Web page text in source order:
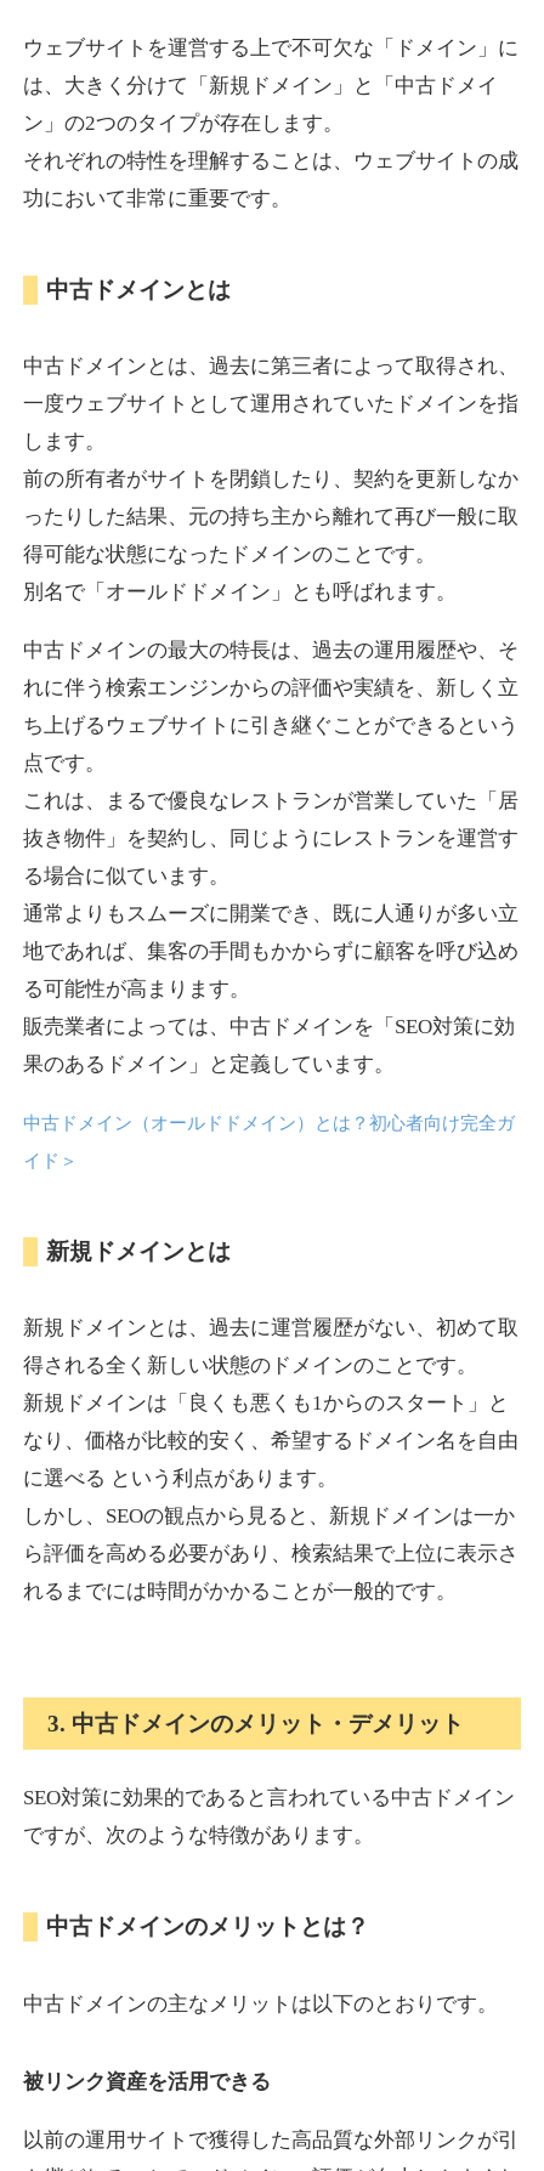
torigirl-movie.com
ジャンルその他
DA38 外部リンク数 383 ドメイン年齢10年
10,800円 入札 0件
詳細を見る
vrnvroomn.com
ジャンル通販
DA
10,800円 入札 0件
詳細を見る
ジャンルエンターテイメント
37
10,800円
詳細を見る
box-cafe.jp
ジャンル 飲食
DA37 外部リンク数
3,300円 入札 2件
詳細を見る
anipani.jp
DA 37 外部リンク数
lowslotfamilylocal.com
ジャンルその他
DA37 外部リンク数653 ドメイン年齢 1年
onlinepokerbetdansk.com
DA37 外部リンク数629 ドメイン年齢1年
10,800円 入札 0件
econopundit.com
外部リンク数 446
ウェブサイトを運営する上で不可欠な「ドメイン」に
は、大きく分けて「新規ドメイン」と「中古ドメイ
ン」の2つのタイプが存在します。
それぞれの特性を理解することは、ウェブサイトの成
功において非常に重要です。
中古ドメインとは
中古ドメインとは、過去に第三者によって取得され、
一度ウェブサイトとして運用されていたドメインを指
します。
前の所有者がサイトを閉鎖したり、契約を更新しなか
ったりした結果、元の持ち主から離れて再び一般に取
得可能な状態になったドメインのことです。
別名で「オールドドメイン」とも呼ばれます。
中古ドメインの最大の特長は、過去の運用履歴や、そ
れに伴う検索エンジンからの評価や実績を、新しく立
ち上げるウェブサイトに引き継ぐことができるという
点です。
これは、まるで優良なレストランが営業していた「居
抜き物件」を契約し、同じようにレストランを運営す
る場合に似ています。
通常よりもスムーズに開業でき、既に人通りが多い立
地であれば、集客の手間もかからずに顧客を呼び込め
る可能性が高まります。
販売業者によっては、中古ドメインを「SEO対策に効
果のあるドメイン」と定義しています。
中古ドメイン（オールドドメイン）とは？初心者向け完全ガ
イド ＞
新規ドメインとは
新規ドメインとは、過去に運営履歴がない、初めて取
得される全く新しい状態のドメインのことです。
新規ドメインは「良くも悪くも1からのスタート」と
なり、価格が比較的安く、希望するドメイン名を自由
に選べる という利点があります。
しかし、SEOの観点から見ると、新規ドメインは一か
ら評価を高める必要があり、検索結果で上位に表示さ
れるまでには時間がかかることが一般的です。
3. 中古ドメインのメリット・デメリット
SEO対策に効果的であると言われている中古ドメイン
ですが、次のような特徴があります。
中古ドメインのメリットとは？
中古ドメインの主なメリットは以下のとおりです。
被リンク資産を活用できる
以前の運用サイトで獲得した高品質な外部リンクが引